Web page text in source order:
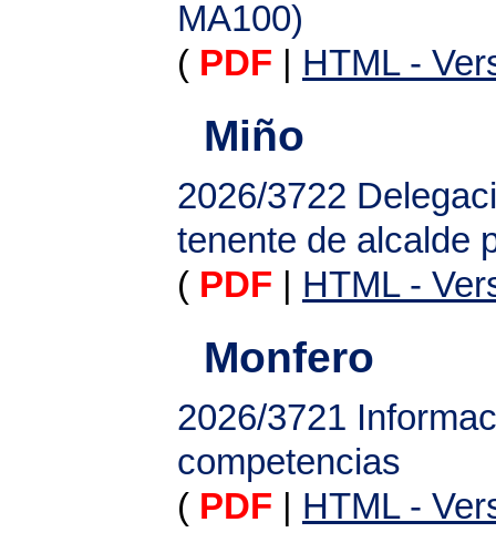
MA100)
( PDF HTML -
Miño
2026/3722
tenente de alcalde
( PDF HTML -
Monfero
2026/3721
competencias
( PDF HTML -